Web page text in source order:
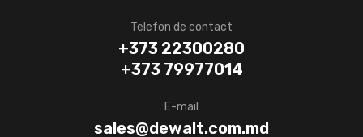
Telefon de contact
+373 22300280
+373 79977014
E-mail
sales@dewalt.com.md